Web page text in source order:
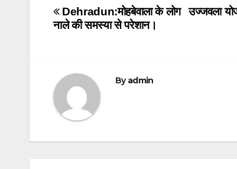
Post
navigation
उज्जवला
Dehradun:मोहबेवाला के लोग
नाले की समस्या से परेशान।
Byadmin